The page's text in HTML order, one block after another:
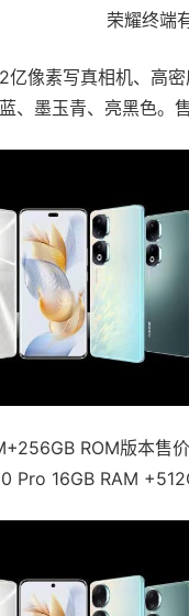
荣耀终端
亿像素写真相机、高
、墨玉青、亮黑色。售
ROM版本售
Pro 16GB RAM